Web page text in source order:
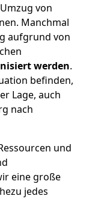
von
Manchmal
aufgrund von
werden.
befinden,
Lage, auch
nach
und
eine große
jedes